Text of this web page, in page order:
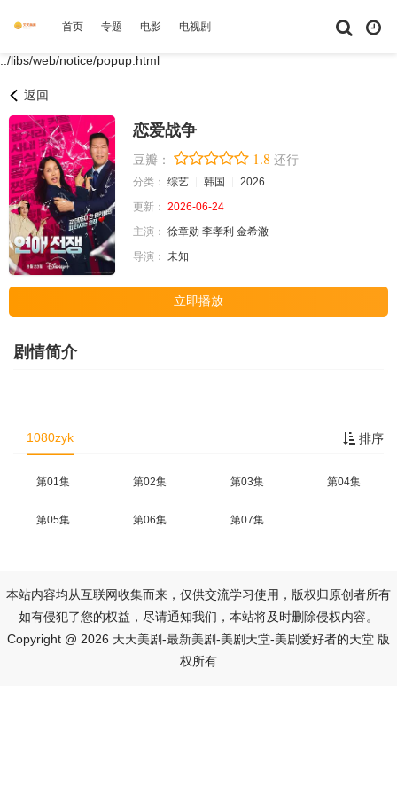
首页 专题 电影 电视剧 短剧大全 体育
../libs/web/notice/popup.html
返回
恋爱战争
豆瓣： 1.8 还行
分类： 综艺 韩国
2026
更新： 2026-06-24
主演： 徐章勋 李孝利 金希澈
导演： 未知
立即播放
剧情简介
排序
1080zyk
第01集 第02集 第03集 第04集
第05集 第06集 第07集
本站内容均从互联网收集而来，仅供交流学习使用，版权归原创者所有
如有侵犯了您的权益，尽请通知我们，本站将及时删除侵权内容。
Copyright @ 2026 天天美剧-最新美剧-美剧天堂-美剧爱好者的天堂 版
权所有